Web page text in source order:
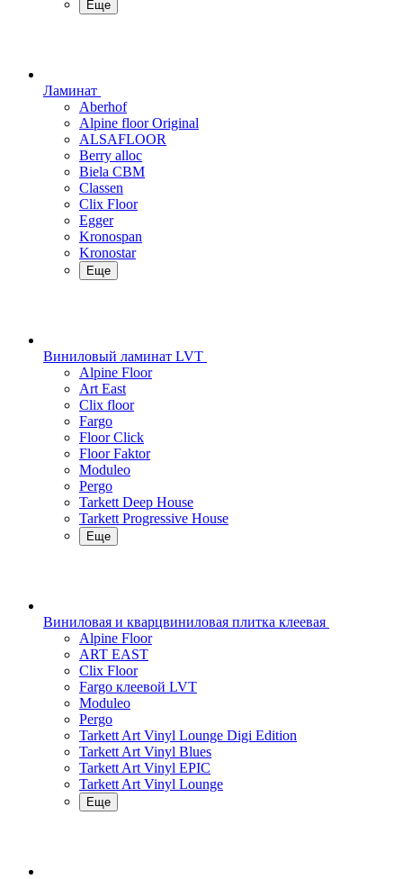
Еще
Ламинат
Aberhof
Alpine floor Original
ALSAFLOOR
Berry alloc
Biela CBM
Classen
Clix Floor
Egger
Kronospan
Kronostar
Еще
Виниловый ламинат LVT
Alpine Floor
Art East
Clix floor
Fargo
Floor Click
Floor Faktor
Moduleo
Pergo
Tarkett Deep House
Tarkett Progressive House
Еще
Виниловая и кварцвиниловая плитка клеевая
Alpine Floor
ART EAST
Clix Floor
Fargo клеевой LVT
Moduleo
Pergo
Tarkett Art Vinyl Lounge Digi Edition
Tarkett Art Vinyl Blues
Tarkett Art Vinyl EPIC
Tarkett Art Vinyl Lounge
Еще